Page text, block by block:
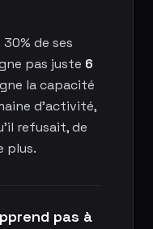
de ses
pas juste 6
la capacité
d'activité,
refusait, de
plus.
pas à